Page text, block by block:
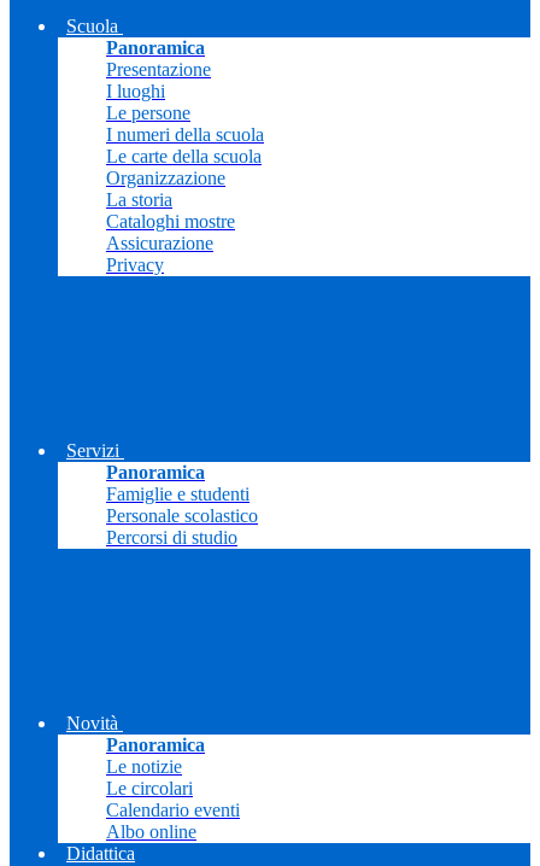
Scuola
Panoramica
Presentazione
I luoghi
Le persone
I numeri della scuola
Le carte della scuola
Organizzazione
La storia
Cataloghi mostre
Assicurazione
Privacy
Servizi
Panoramica
Famiglie e studenti
Personale scolastico
Percorsi di studio
Novità
Panoramica
Le notizie
Le circolari
Calendario eventi
Albo online
Didattica